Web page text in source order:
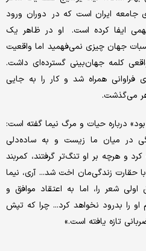
جامعه ایران است که در دوران ورود
ایفا کرده است. او در ظاهر یک
جهان چیزی نمی‌فهمید اما واقعیت
کلمه جهان‌بینی گسترده‌ای داشت.
فراوانی همراه شد و کار را به جایی
می‌گذشت.
درباره حیات و مرگ نیما گفته است:
در میان ما زیست و به ساده‌دلی
و هرچه بر او تنگ‌تر گرفتند، کمربند
حقارت زندگی‌مان اخت شد... آری، نیما
شعر را، اما به اعتقاد موافق و
را بدرود نخواهد کرد... چرا که تپش
تازه یافته است.»